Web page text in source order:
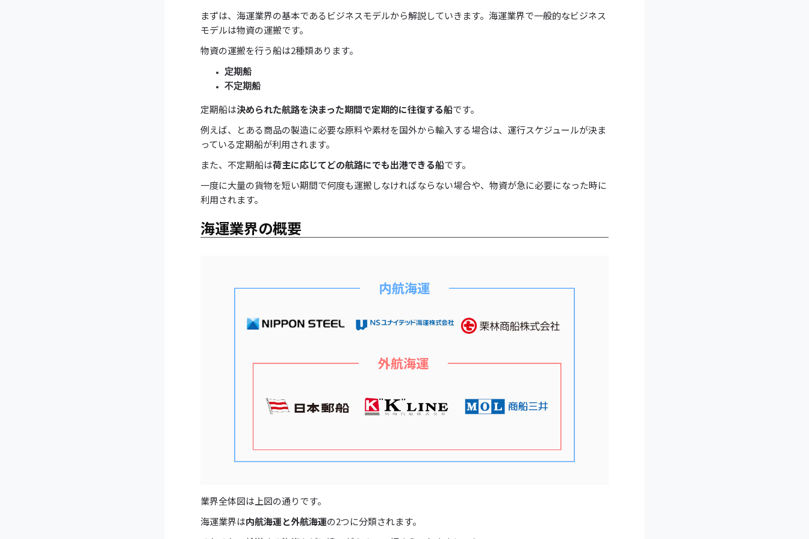
まずは、海運業界の基本であるビジネスモデルから解説していきます。海運業界で一般的なビジネス
モデルは物資の運搬です。
物資の運搬を行う船は2種類あります。
定期船
不定期船
定期船は決められた航路を決まった期間で定期的に往復する船です。
例えば、とある商品の製造に必要な原料や素材を国外から輸入する場合は、運行スケジュールが決ま
っている定期船が利用されます。
また、不定期船は荷主に応じてどの航路にでも出港できる船です。
一度に大量の貨物を短い期間で何度も運搬しなければならない場合や、物資が急に必要になった時に
利用されます。
海運業界の概要
業界全体図は上図の通りです。
海運業界は内航海運と外航海運の2つに分類されます。